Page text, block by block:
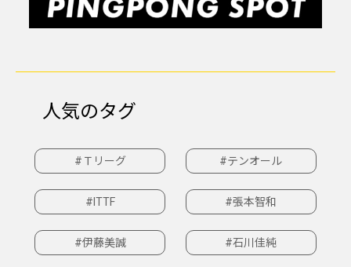
人気のタグ
#Ｔリーグ #テンオール
#ITTF #張本智和
#伊藤美誠 #石川佳純